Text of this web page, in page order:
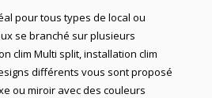
pour tous types de local ou
se branché sur plusieurs
clim Multi split, installation clim
différents vous sont proposé
ou miroir avec des couleurs